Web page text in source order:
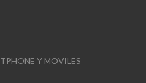
Y MOVILES